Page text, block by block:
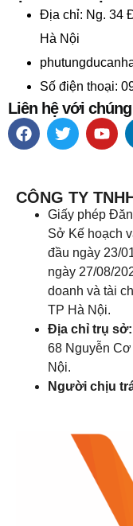
Địa chỉ: Ng. 34
Hà Nội
Số điện thoại:
Liên hệ với
CÔNG TY
Giấy phép
Sở Kế hoạch
đầu ngày 23/
ngày 27/08/
doanh và tài
TP Hà Nội.
Địa chỉ trụ sở:
68 Nguyễn
Nội.
Người chịu